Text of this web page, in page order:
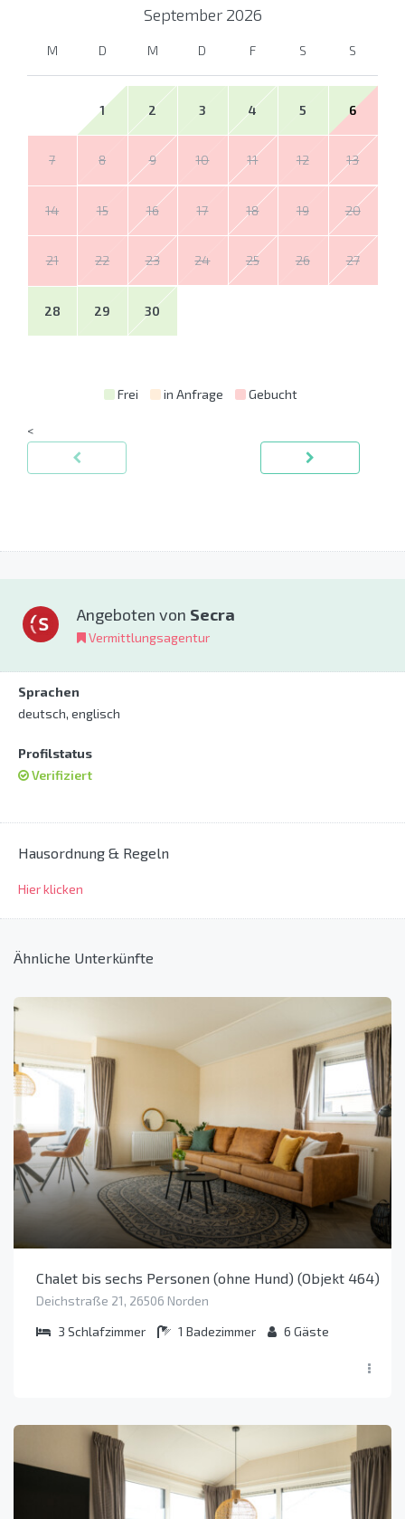
September 2026
M D M D F S S
1 2 3 4 5 6
7 8 9 10 11 12 13
14 15 16 17 18 19 20
21 22 23 24 25 26 27
28 29 30
Frei in Anfrage Gebucht
<
Angeboten von Secra
Vermittlungsagentur
Sprachen
deutsch, englisch
Profilstatus
Verifiziert
Hausordnung & Regeln
Hier klicken
Ähnliche Unterkünfte
Chalet bis sechs Personen (ohne Hund) (Objekt 464)
Deichstraße 21, 26506 Norden
3 Schlafzimmer 1 Badezimmer 6 Gäste